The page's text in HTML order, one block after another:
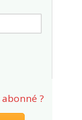
?